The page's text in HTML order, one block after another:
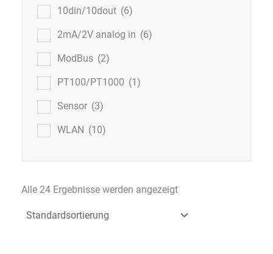
10din/10dout (6)
2mA/2V analog in (6)
ModBus (2)
PT100/PT1000 (1)
Sensor (3)
WLAN (10)
Alle 24 Ergebnisse werden angezeigt